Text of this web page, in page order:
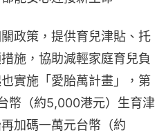
政策，提供育兒津貼、托
施，協助減輕家庭育兒負
實施「愛胎萬計畫」，第
幣（約5,000港元）生育津
加碼一萬元台幣（約